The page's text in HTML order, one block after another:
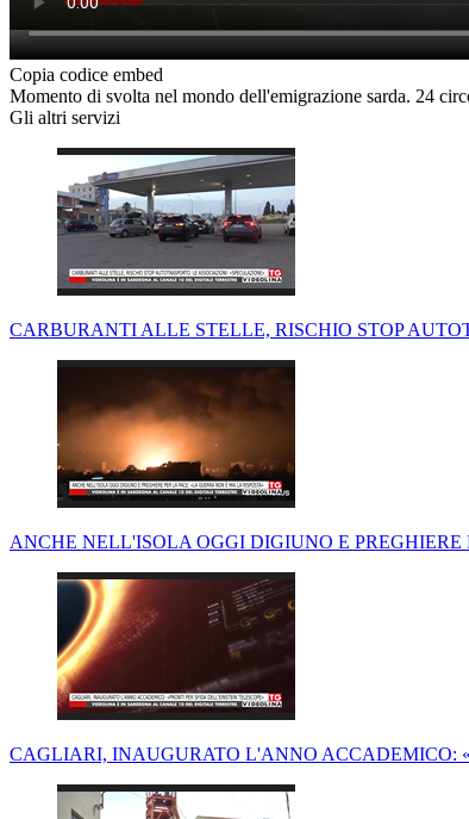
Copia codice embed
Momento di svolta nel mondo dell'emigrazione sarda. 24
Gli altri servizi
CARBURANTI ALLE STELLE, RISCHIO STOP
ANCHE NELL'ISOLA OGGI DIGIUNO E
CAGLIARI, INAUGURATO L'ANNO ACCADEMICO: